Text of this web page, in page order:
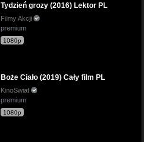
Tydzień grozy (2016) Lektor PL
Filmy Akcji
premium
1080p
Boże Ciało (2019) Cały film PL
KinoSwiat
premium
1080p